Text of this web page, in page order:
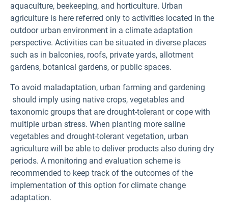
aquaculture, beekeeping, and horticulture. Urban
agriculture is here referred only to activities located in the
outdoor urban environment in a climate adaptation
perspective. Activities can be situated in diverse places
such as in balconies, roofs, private yards, allotment
gardens, botanical gardens, or public spaces.
To avoid maladaptation, urban farming and gardening
should imply using native crops, vegetables and
taxonomic groups that are drought-tolerant or cope with
multiple urban stress. When planting more saline
vegetables and drought-tolerant vegetation, urban
agriculture will be able to deliver products also during dry
periods. A monitoring and evaluation scheme is
recommended to keep track of the outcomes of the
implementation of this option for climate change
adaptation.